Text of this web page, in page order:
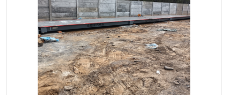
装载机电子秤 输送机
半自动输送机 全自动输送机
冷却塔 食品螺旋塔
撕碎机 木材撕碎机